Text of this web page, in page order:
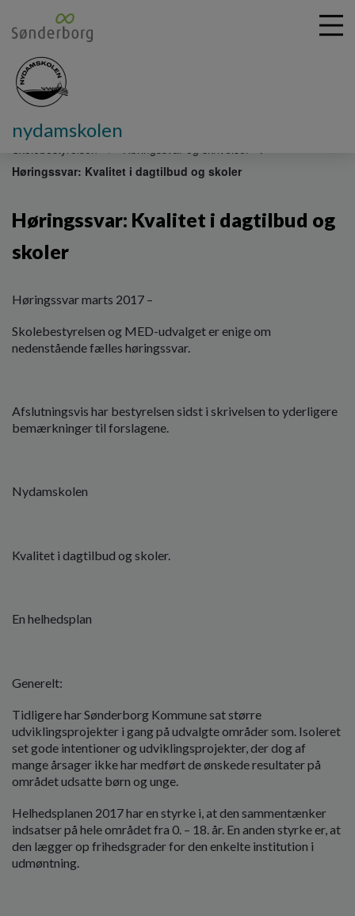
nydamskolen
Skolebestyrelsen
Høringssvar og skrivelser
Høringssvar: Kvalitet i dagtilbud og skoler
Høringssvar: Kvalitet i dagtilbud og
skoler
Høringssvar marts 2017 –
Skolebestyrelsen og MED-udvalget er enige om
nedenstående fælles høringssvar.
Afslutningsvis har bestyrelsen sidst i skrivelsen to yderligere
bemærkninger til forslagene.
Nydamskolen
Kvalitet i dagtilbud og skoler.
En helhedsplan
Generelt:
Tidligere har Sønderborg Kommune sat større
udviklingsprojekter i gang på udvalgte områder som. Isoleret
set gode intentioner og udviklingsprojekter, der dog af
mange årsager ikke har medført de ønskede resultater på
området udsatte børn og unge.
Helhedsplanen 2017 har en styrke i, at den sammentænker
indsatser på hele området fra 0. – 18. år. En anden styrke er, at
den lægger op frihedsgrader for den enkelte institution i
udmøntning.